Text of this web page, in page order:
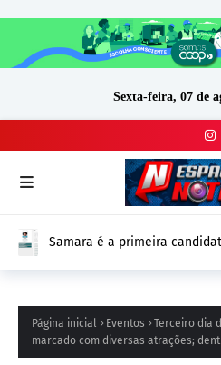
Sexta-feira, 07 de
Samara é a primeira
Página inicial Eventos
Terceiro dia
marcado com diversas atrações;